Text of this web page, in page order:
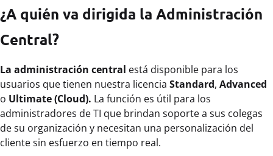
¿A quién va dirigida la Administración
Central?
La administración central está disponible para los
usuarios que tienen nuestra licencia Standard, Advanced
o Ultimate (Cloud). La función es útil para los
administradores de TI que brindan soporte a sus colegas
de su organización y necesitan una personalización del
cliente sin esfuerzo en tiempo real.